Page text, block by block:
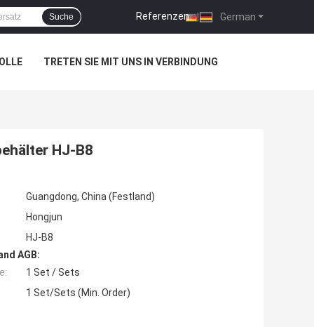
German
Referenzen |
Suche
TRETEN SIE MIT UNS IN VERBINDUNG
HJ-B8
Guangdong, China (Festland)
Hongjun
HJ-B8
AGB:
1 Set / Sets
1 Set/Sets (Min. Order)